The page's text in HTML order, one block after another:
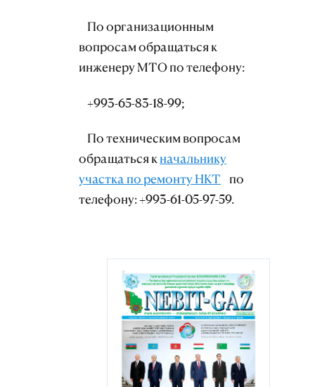
По организационным
вопросам обращаться к
инженеру МТО по телефону:
+993-65-83-18-99;
По техническим вопросам
обращаться кначальнику
участка по ремонту НКТ по
телефону: +993-61-05-97-59.